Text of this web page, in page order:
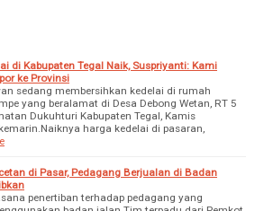
di Kabupaten Tegal Naik, Suspriyanti: Kami
ke Provinsi
sedang membersihkan kedelai di rumah
yang beralamat di Desa Debong Wetan, RT 5
Dukuhturi Kabupaten Tegal, Kamis
harga kedelai di pasaran,
di Pasar, Pedagang Berjualan di Badan
penertiban terhadap pedagang yang